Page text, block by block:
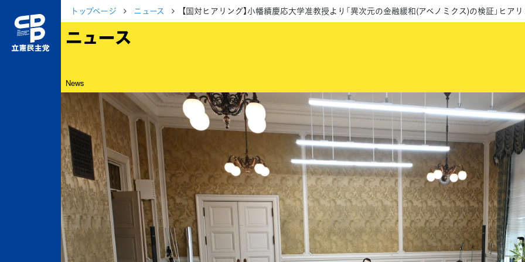
トップページ ニュース 【国対ヒアリング】小幡績慶応大学准教授より「異次元の金融緩和(アベノミクス)の検証」ヒア
ニュース
News